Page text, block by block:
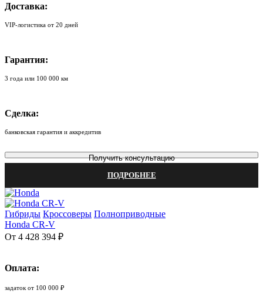
Доставка:
VIP-логистика от 20 дней
Гарантия:
3 года или 100 000 км
Сделка:
банковская гарантия и аккредитив
Получить консультацию
ПОДРОБНЕЕ
Гибриды Кроссоверы Полноприводные
Honda CR-V
От 4 428 394 ₽
Оплата:
задаток от 100 000 ₽